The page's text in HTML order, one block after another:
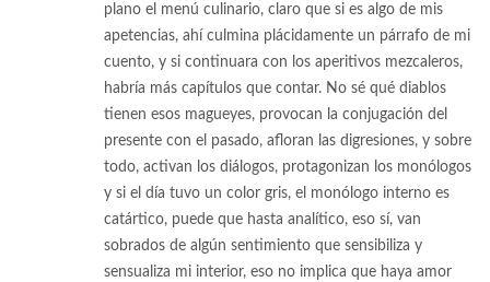
plano el menú culinario, claro que si es algo de mis
apetencias, ahí culmina plácidamente un párrafo de mi
cuento, y si continuara con los aperitivos mezcaleros,
habría más capítulos que contar. No sé qué diablos
tienen esos magueyes, provocan la conjugación del
presente con el pasado, afloran las digresiones, y sobre
todo, activan los diálogos, protagonizan los monólogos
y si el día tuvo un color gris, el monólogo interno es
catártico, puede que hasta analítico, eso sí, van
sobrados de algún sentimiento que sensibiliza y
sensualiza mi interior, eso no implica que haya amor